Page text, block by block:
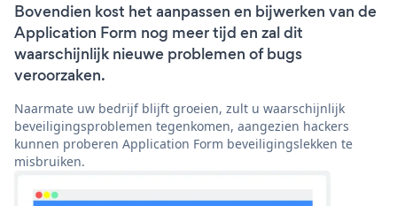
Bovendien kost het aanpassen en bijwerken van de
Application Form nog meer tijd en zal dit
waarschijnlijk nieuwe problemen of bugs
veroorzaken.
Naarmate uw bedrijf blijft groeien, zult u waarschijnlijk
beveiligingsproblemen tegenkomen, aangezien hackers
kunnen proberen Application Form beveiligingslekken te
misbruiken.